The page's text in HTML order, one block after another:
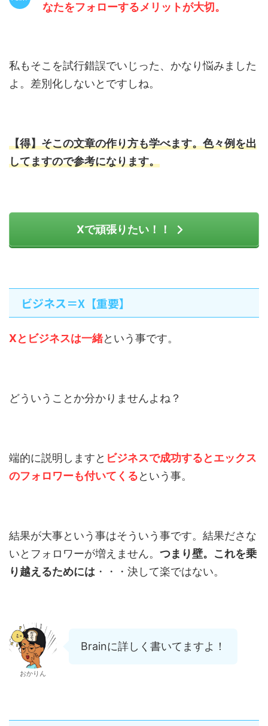
なたをフォローするメリットが大切。
私もそこを試行錯誤でいじった、かなり悩みました
よ。差別化しないとですしね。
【得】そこの文章の作り方も学べます。色々例を出
してますので参考になります。
Xで頑張りたい！！
ビジネス＝X【重要】
Xとビジネスは一緒という事です。
どういうことか分かりませんよね？
端的に説明しますと ビジネスで成功するとエックス
のフォロワーも付いてくるという事。
結果が大事という事はそういう事です。結果ださな
いとフォロワーが増えません。 つまり壁。これを乗
り越えるためには ・・・決して楽ではない。
おかりん
Brainに詳しく書いてますよ！